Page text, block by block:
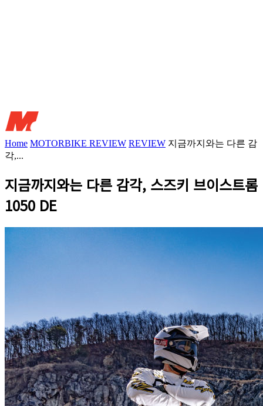
Home MOTORBIKE REVIEW REVIEW 지금까지와는 다른 감
각,...
지금까지와는 다른 감각, 스즈키 브이스트롬
1050 DE